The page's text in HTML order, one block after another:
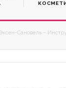
Сановель –